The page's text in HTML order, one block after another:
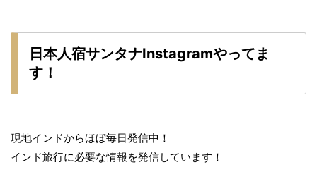
日本人宿サンタナInstagramやってま
す！
現地インドからほぼ毎日発信中！
インド旅行に必要な情報を発信しています！